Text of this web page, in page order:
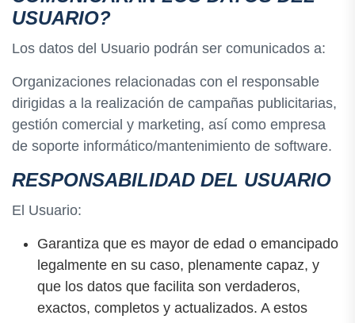
USUARIO?
Los datos del Usuario podrán ser comunicados a:
Organizaciones relacionadas con el responsable
dirigidas a la realización de campañas publicitarias,
gestión comercial y marketing, así como empresa
de soporte informático/mantenimiento de software.
RESPONSABILIDAD DEL USUARIO
El Usuario:
Garantiza que es mayor de edad o emancipado
legalmente en su caso, plenamente capaz, y
que los datos que facilita son verdaderos,
exactos, completos y actualizados. A estos